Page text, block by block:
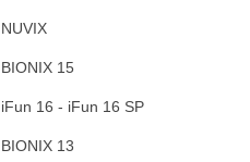
NUVIX
BIONIX 15
iFun 16 - iFun 16 SP
BIONIX 13